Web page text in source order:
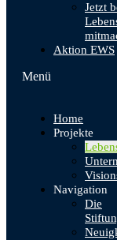
Jetzt
Aktion EWS
Menü
Home
Projekte
Navigation
Die